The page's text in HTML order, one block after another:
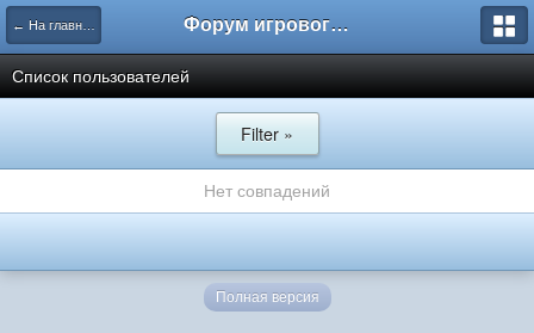
← На главную Форум игрового проекта Riverrise
Список пользователей
Filter »
Нет совпадений
Полная версия